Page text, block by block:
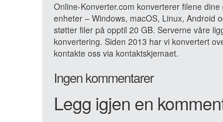
Online-Konverter.com konverterer filene
enheter – Windows, macOS, Linux, Android
støtter filer på opptil 20 GB. Serverne våre
konvertering. Siden 2013 har vi konvertert
kontakte oss via kontaktskjemaet.
Ingen kommentarer
Legg igjen en